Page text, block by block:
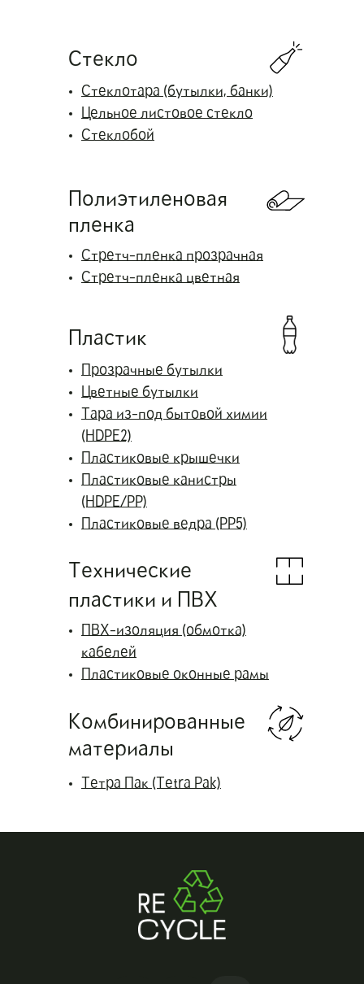
Стекло
Стеклотара (бутылки, банки)
Цельное листовое стекло
Стеклобой
Полиэтиленовая
пленка
Стретч-пленка прозрачная
Стретч-пленка цветная
Пластик
Прозрачные бутылки
Цветные бутылки
Тара из-под бытовой химии
(HDPE2)
Пластиковые крышечки
Пластиковые канистры
(HDPE/PP)
Пластиковые ведра (PP5)
Технические
пластики и ПВХ
ПВХ-изоляция (обмотка)
кабелей
Пластиковые оконные рамы
Комбинированные
материалы
Тетра Пак (Tetra Pak)